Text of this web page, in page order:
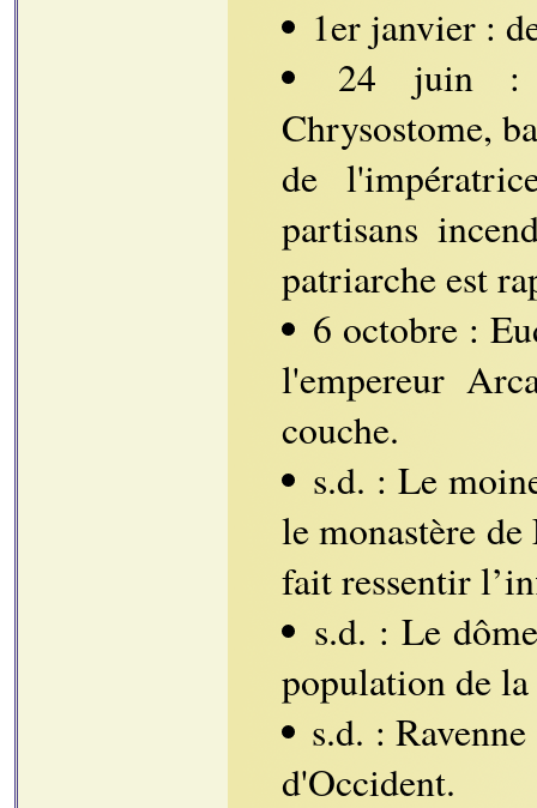
1er janvier :
24 juin :
Chrysostome,
de
partisans
patriarche est
6 octobre :
l'empereur
couche.
s.d. : Le
le monastère
fait ressentir
s.d. : Le
population de
s.d. :
d'Occident.